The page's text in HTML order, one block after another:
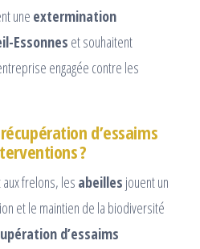
une extermination
Essonnes et souhaitent
engagée contre les
d’essaims
?
frelons, les abeilles jouent un
et le maintien de la biodiversité
d’essaims